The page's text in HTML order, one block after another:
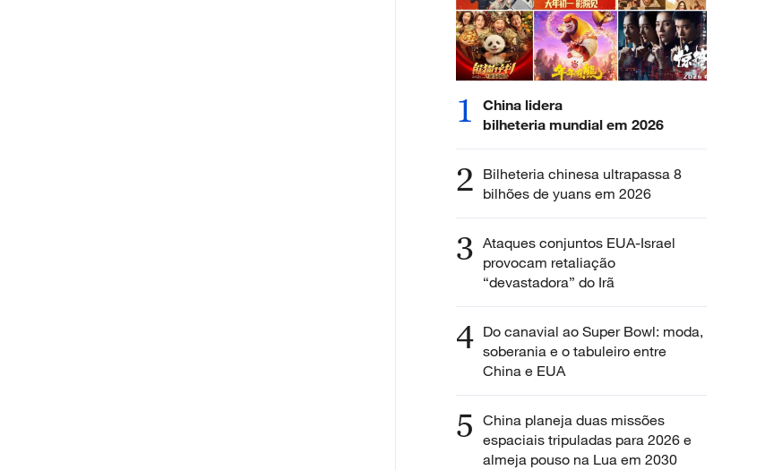
1
China lidera
bilheteria mundial em 2026
2 Bilheteria chinesa ultrapassa 8
bilhões de yuans em 2026
3 Ataques conjuntos EUA-Israel
provocam retaliação
“devastadora” do Irã
4 Do canavial ao Super Bowl: moda,
soberania e o tabuleiro entre
China e EUA
5 China planeja duas missões
espaciais tripuladas para 2026 e
almeja pouso na Lua em 2030